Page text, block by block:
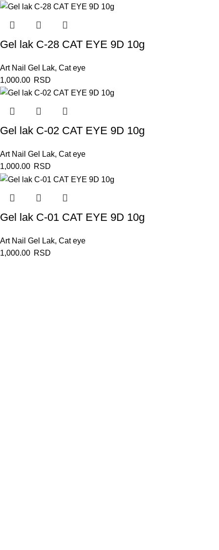
Gel lak C-28 CAT EYE 9D 10g
Art Nail Gel Lak, Cat eye
1,000.00 RSD
Gel lak C-02 CAT EYE 9D 10g
Art Nail Gel Lak, Cat eye
1,000.00 RSD
Gel lak C-01 CAT EYE 9D 10g
Art Nail Gel Lak, Cat eye
1,000.00 RSD